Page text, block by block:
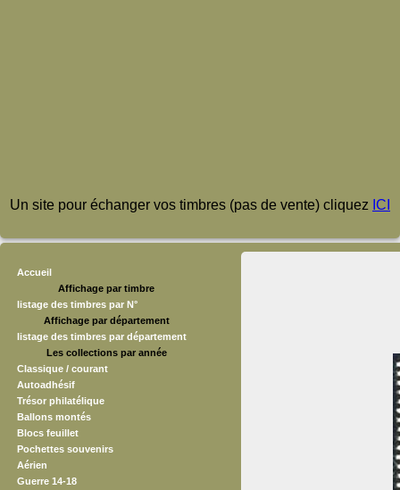
Un site pour échanger vos timbres (pas de vente) cliquez ICI
Accueil
Affichage par timbre
listage des timbres par N°
Affichage par département
listage des timbres par département
Les collections par année
Classique / courant
Autoadhésif
Trésor philatélique
Ballons montés
Blocs feuillet
Pochettes souvenirs
Aérien
Guerre 14-18